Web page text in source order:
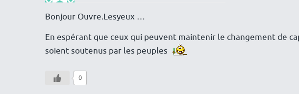
Bonjour Ouvre.Lesyeux …
En espérant que ceux qui peuvent maintenir le changement de
soient soutenus par les peuples
0